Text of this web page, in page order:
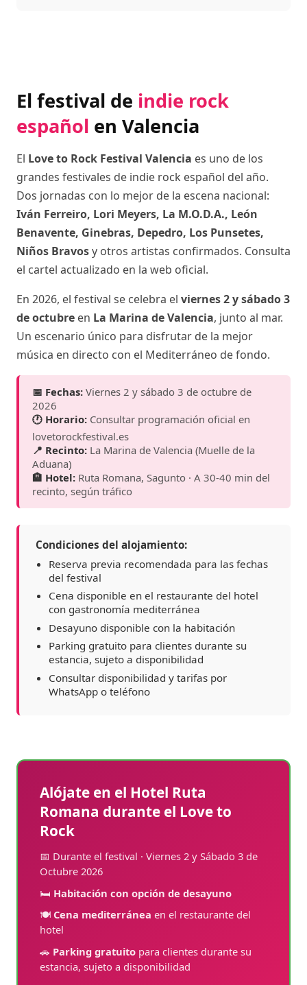
El festival de indie rock
español en Valencia
El Love to Rock Festival Valencia es uno de los
grandes festivales de indie rock español del año.
Dos jornadas con lo mejor de la escena nacional:
Iván Ferreiro, Lori Meyers, La M.O.D.A., León
Benavente, Ginebras, Depedro, Los Punsetes,
Niños Bravosy otros artistas confirmados. Consulta
el cartel actualizado en la web oficial.
En 2026, el festival se celebra el viernes 2 y sábado 3
de octubre en La Marina de Valencia, junto al mar.
Un escenario único para disfrutar de la mejor
música en directo con el Mediterráneo de fondo.
📅 Fechas: Viernes 2 y sábado 3 de octubre de
2026
🕐 Horario: Consultar programación oficial en
lovetorockfestival.es
📍 Recinto: La Marina de Valencia (Muelle de la
Aduana)
🏨 Hotel: Ruta Romana, Sagunto · A 30-40 min del
recinto, según tráfico
Condiciones del alojamiento:
Reserva previa recomendada para las fechas
del festival
Cena disponible en el restaurante del hotel
con gastronomía mediterránea
Desayuno disponible con la habitación
Parking gratuito para clientes durante su
estancia, sujeto a disponibilidad
Consultar disponibilidad y tarifas por
WhatsApp o teléfono
Alójate en el Hotel Ruta
Romana durante el Love to
Rock
📅 Durante el festival · Viernes 2 y Sábado 3 de
Octubre 2026
🛏️ Habitación con opción de desayuno
🍽️ Cena mediterránea en el restaurante del
hotel
🚗 Parking gratuito para clientes durante su
estancia, sujeto a disponibilidad